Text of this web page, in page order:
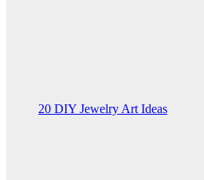
20 DIY Jewelry Art Ideas